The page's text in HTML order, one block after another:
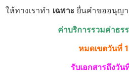
ให้ทางเราทำ เฉพาะ ยื่นคำขออนุญา
ค่าบริการรวมค่าธ
หมดเขตวันที่
รับเอกสารถึงวัน